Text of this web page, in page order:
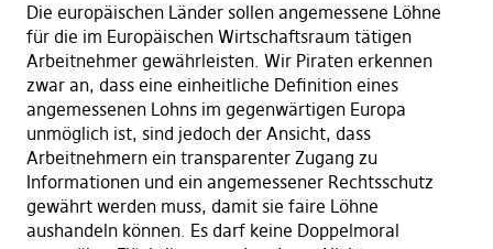
Die europäischen Länder sollen angemessene Löhne
für die im Europäischen Wirtschaftsraum tätigen
Arbeitnehmer gewährleisten. Wir Piraten erkennen
zwar an, dass eine einheitliche Definition eines
angemessenen Lohns im gegenwärtigen Europa
unmöglich ist, sind jedoch der Ansicht, dass
Arbeitnehmern ein transparenter Zugang zu
Informationen und ein angemessener Rechtsschutz
gewährt werden muss, damit sie faire Löhne
aushandeln können. Es darf keine Doppelmoral